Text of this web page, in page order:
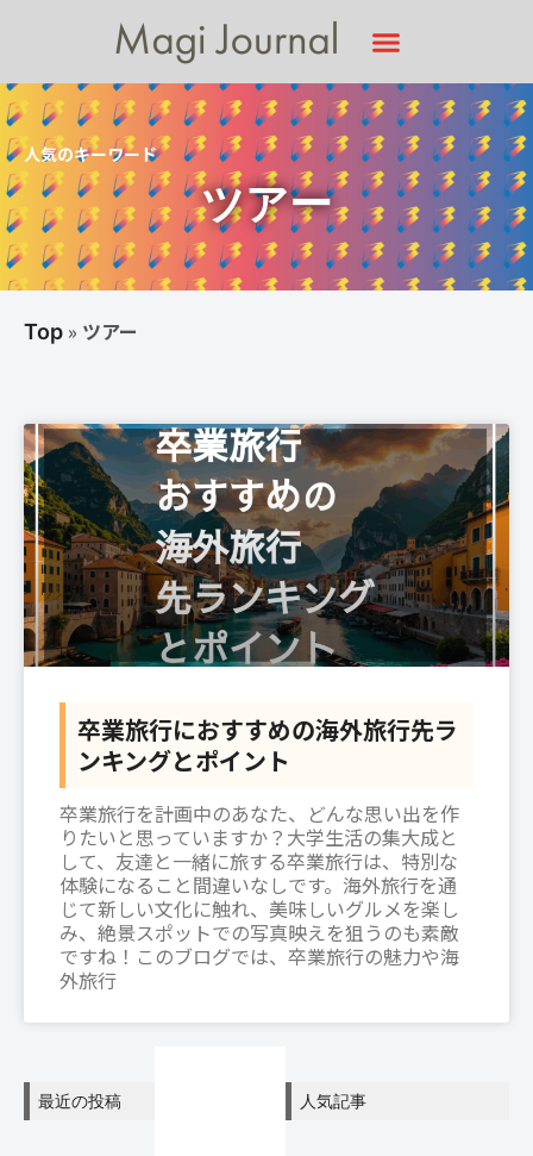
人気のキーワード
ツアー
Top » ツアー
卒業旅行におすすめの海外旅行先ラ
ンキングとポイント
卒業旅行を計画中のあなた、どんな思い出を作
りたいと思っていますか？大学生活の集大成と
して、友達と一緒に旅する卒業旅行は、特別な
体験になること間違いなしです。海外旅行を通
じて新しい文化に触れ、美味しいグルメを楽し
み、絶景スポットでの写真映えを狙うのも素敵
ですね！このブログでは、卒業旅行の魅力や海
外旅行
最近の投稿 人気記事